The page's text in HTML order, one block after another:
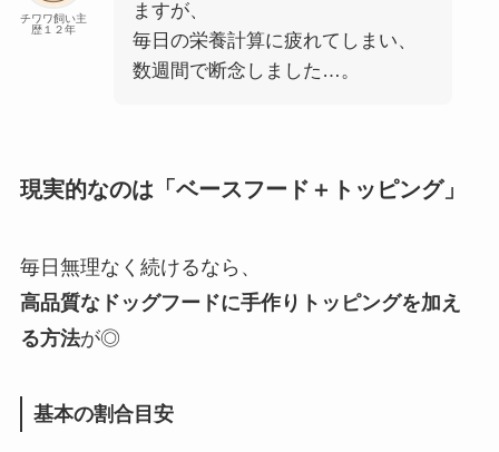
チワワ飼い主
歴１２年
ますが、
毎日の栄養計算に疲れてしまい、
数週間で断念しました…。
現実的なのは「ベースフード＋トッピング」
毎日無理なく続けるなら、
高品質なドッグフードに手作りトッピングを加え
る方法が◎
基本の割合目安